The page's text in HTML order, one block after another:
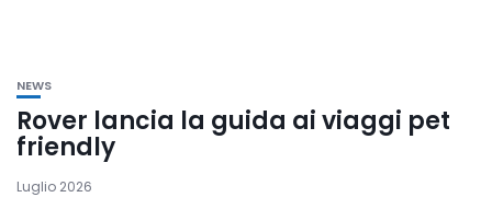
NEWS
Rover lancia la guida ai viaggi pet
friendly
Luglio 2026